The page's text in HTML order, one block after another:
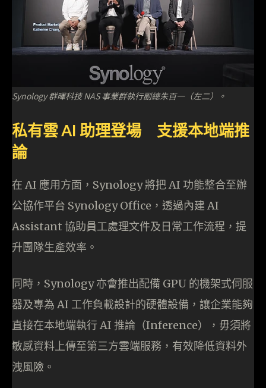
Synology 群暉科技NAS 事業群執行副總朱百一（左二）。
私有雲 AI 助理登場 支援本地端推
論
在 AI 應用方面，Synology 將把 AI 功能整合至辦
公協作平台 Synology Office，透過內建 AI
Assistant 協助員工處理文件及日常工作流程，提
升團隊生產效率。
同時，Synology 亦會推出配備 GPU 的機架式伺服
器及專為 AI 工作負載設計的硬體設備，讓企業能夠
直接在本地端執行 AI 推論（Inference），毋須將
敏感資料上傳至第三方雲端服務，有效降低資料外
洩風險。